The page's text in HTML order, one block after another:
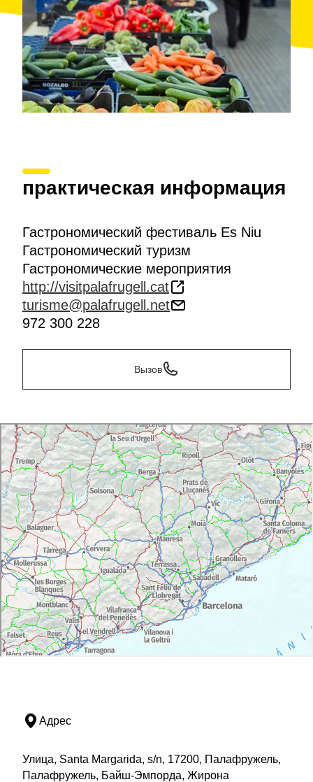
практическая информация
Гастрономический фестиваль Es Niu
Гастрономический туризм
Гастрономические мероприятия
http://visitpalafrugell.cat
turisme@palafrugell.net
972 300 228
Вызов
Адрес
Улица, Santa Margarida, s/n, 17200, Палафружель,
Палафружель, Байш-Эмпорда, Жирона